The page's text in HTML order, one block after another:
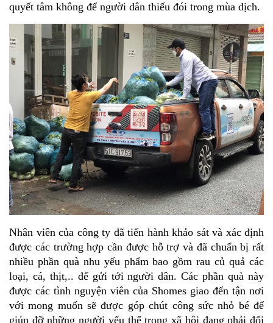
quyết tâm không để người dân thiếu đói trong mùa dịch.
Nhân viên của công ty đã tiến hành khảo sát và xác định
được các trường hợp cần được hỗ trợ và đã chuẩn bị rất
nhiều phần quà nhu yếu phẩm bao gồm rau củ quả các
loại, cá, thịt,.. để gửi tới người dân. Các phần quà này
được các tình nguyện viên của Shomes giao đến tận nơi
với mong muốn sẽ được góp chút công sức nhỏ bé để
giúp đỡ những người yếu thế trong xã hội đang phải đối